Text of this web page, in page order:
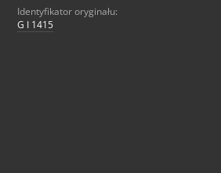
Identyfikator oryginału:
G I 1415